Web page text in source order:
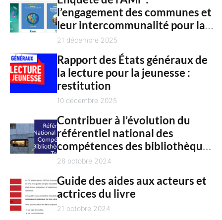
c
h
l’engagement des communes et
leur intercommunalité pour la
culture en 2025
21 décembre 2025
Rapport des États généraux de
la lecture pour la jeunesse :
restitution
10 décembre 2025
Contribuer à l’évolution du
référentiel national des
compétences des bibliothèques
territoriales
26 octobre 2024
Guide des aides aux acteurs et
actrices du livre
21 octobre 2024